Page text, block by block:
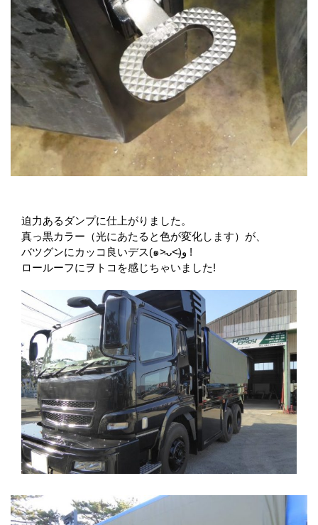
迫力あるダンプに仕上がりました。
真っ黒カラー（光にあたると色が変化します）が、
バツグンにカッコ良いデス(๑˃̵ᴗ˂̵)و !
ロールーフにヲトコを感じちゃいました!